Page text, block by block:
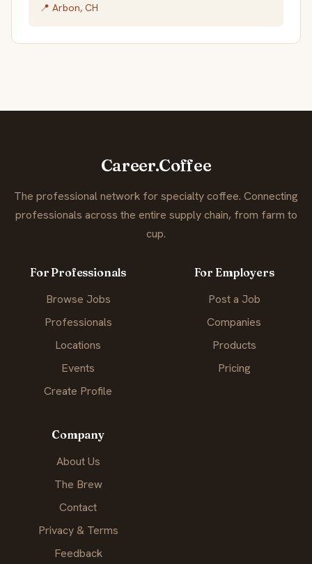
📍 Arbon, CH
Career.Coffee
The professional network for specialty coffee. Connecting
professionals across the entire supply chain, from farm to
cup.
For Professionals
Browse Jobs
Professionals
Locations
Events
Create Profile
For Employers
Post a Job
Companies
Products
Pricing
Company
About Us
The Brew
Contact
Privacy & Terms
Feedback